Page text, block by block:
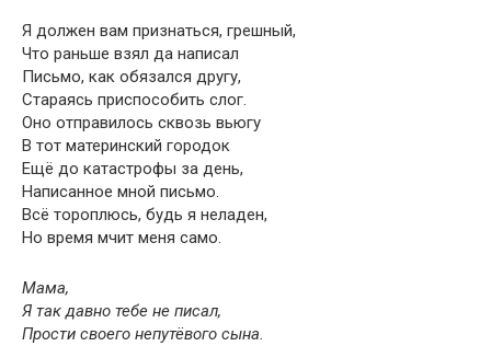
Я должен вам признаться, грешный,
Что раньше взял да написал
Письмо, как обязался другу,
Стараясь приспособить слог.
Оно отправилось сквозь вьюгу
В тот материнский городок
Ещё до катастрофы за день,
Написанное мной письмо.
Всё тороплюсь, будь я неладен,
Но время мчит меня само.
Мама,
Я так давно тебе не писал,
Прости своего непутёвого сына.